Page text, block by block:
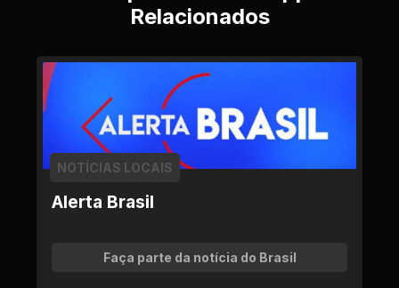
Relacionados
Alerta Brasil
NOTÍCIAS LOCAIS
Faça parte da notícia do Brasil